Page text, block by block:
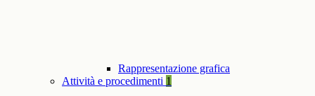
Rappresentazione grafica
Attività e procedimenti 1